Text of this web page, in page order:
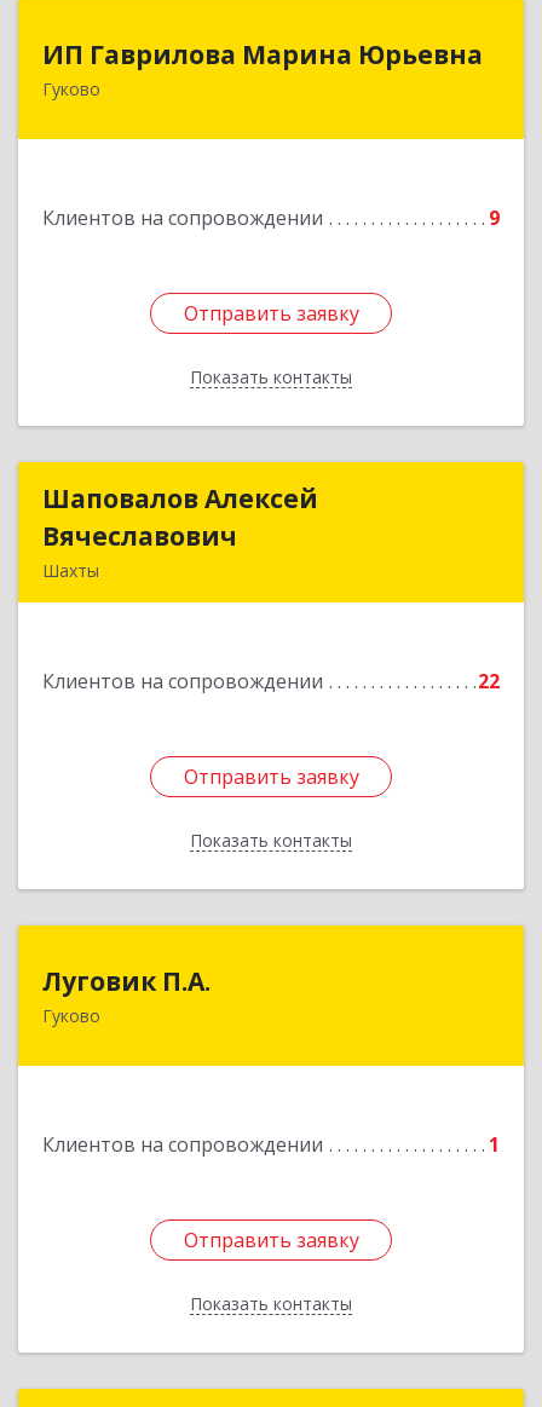
ИП Гаврилова Марина Юрьевна
Гуково
Клиентов на сопровождении 9
Отправить заявку
Показать контакты
Отправить заявку
Назад
Шаповалов Алексей
Вячеславович
Шахты
Клиентов на сопровождении 22
Отправить заявку
Показать контакты
Шаповалов Алексей
Отправить заявку
Назад
Луговик П.А.
Гуково
Клиентов на сопровождении 1
Отправить заявку
Показать контакты
Отправить заявку
Назад